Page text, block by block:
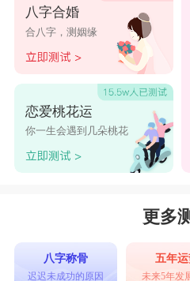
跟他们聊天的时候，适当
一带，他们会很感兴趣的。
天秤男：引起兴趣
男生是一个温
现实，对于理想和现实之
过程中，
男生更看
他们不会轻易掉入那些肢
只有你显示出来的趣味
刻。比起那些鸡毛蒜皮的
八字合婚
合八字，测姻缘
恋爱桃花运
你一生会遇到几朵桃花
更多
八字称骨
迟迟未成功的原因
五年
未来5年发